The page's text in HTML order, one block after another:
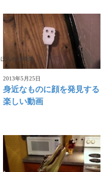
ほんわか映像
2013年5月25日
身近なものに顔を発見する
楽しい動画